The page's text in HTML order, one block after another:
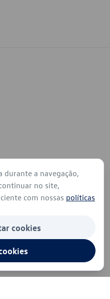
durante a navegação,
no site,
com nossas políticas
cookies